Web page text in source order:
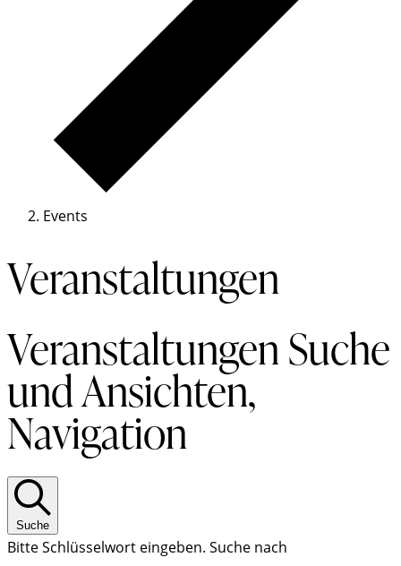
Events
Veranstaltungen
Veranstaltungen Suche
und Ansichten,
Navigation
Suche
Bitte Schlüsselwort eingeben. Suche nach